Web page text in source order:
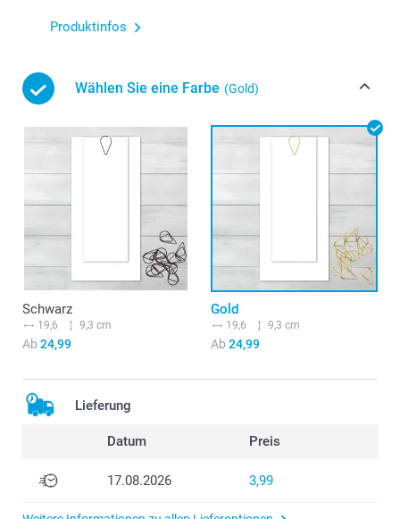
Produktinfos
Wählen Sie eine Farbe (Gold)
Schwarz
19,6 9,3 cm
Ab 24,99
Gold
19,6 9,3 cm
Ab 24,99
Lieferung
Datum Preis
17.08.2026 3,99